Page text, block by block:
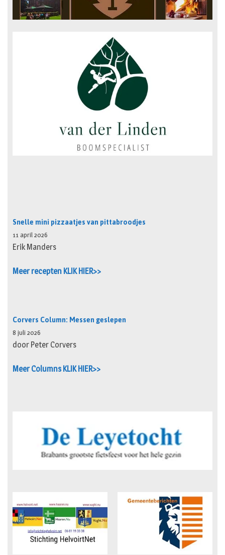
Snelle mini pizzaatjes van pittabroodjes
11 april 2026
Erik Manders
Meer recepten KLIK HIER>>
Corvers Column: Messen geslepen
8 juli 2026
door Peter Corvers
Meer Columns KLIK HIER>>